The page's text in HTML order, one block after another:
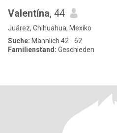
Valentína, 44
Juárez, Chihuahua, Mexiko
Suche: Männlich 42 - 62
Familienstand: Geschieden